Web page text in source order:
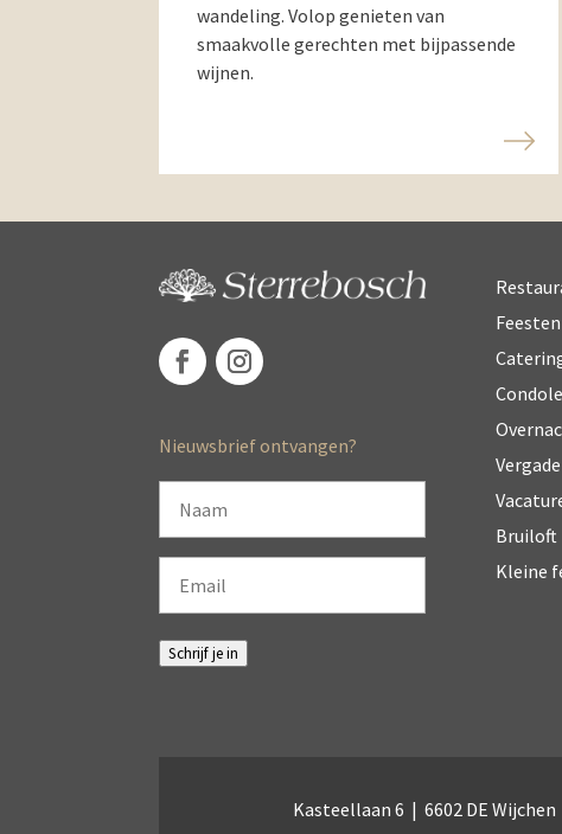
wandeling. Volop genieten van
smaakvolle gerechten met bijpassende
wijnen.
Nieuwsbrief ontvangen?
Schrijf je in
Feesten
Bruiloft
Kleine
Kasteellaan 6 | 6602 DE Wijchen